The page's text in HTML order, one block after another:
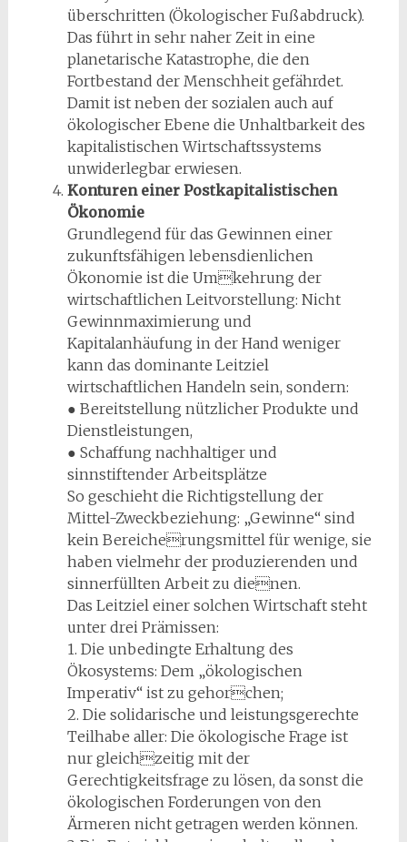
überschritten (Ökologischer Fußabdruck).
Das führt in sehr naher Zeit in eine
planetarische Katastrophe, die den
Fortbestand der Menschheit gefährdet.
Damit ist neben der sozialen auch auf
ökologischer Ebene die Unhaltbarkeit des
kapitalistischen Wirtschaftssystems
unwiderlegbar erwiesen.
Konturen einer Postkapitalistischen
Ökonomie
Grundlegend für das Gewinnen einer
zukunftsfähigen lebensdienlichen
Ökonomie ist die Umkehrung der
wirtschaftlichen Leitvorstellung: Nicht
Gewinnmaximierung und
Kapitalanhäufung in der Hand weniger
kann das dominante Leitziel
wirtschaftlichen Handeln sein, sondern:
● Bereitstellung nützlicher Produkte und
Dienstleistungen,
● Schaffung nachhaltiger und
sinnstiftender Arbeitsplätze
So geschieht die Richtigstellung der
Mittel-Zweckbeziehung: „Gewinne“ sind
kein Bereicherungsmittel für wenige, sie
haben vielmehr der produzierenden und
sinnerfüllten Arbeit zu dienen.
Das Leitziel einer solchen Wirtschaft steht
unter drei Prämissen:
1. Die unbedingte Erhaltung des
Ökosystems: Dem „ökologischen
Imperativ“ ist zu gehorchen;
2. Die solidarische und leistungsgerechte
Teilhabe aller: Die ökologische Frage ist
nur gleichzeitig mit der
Gerechtigkeitsfrage zu lösen, da sonst die
ökologischen Forderungen von den
Ärmeren nicht getragen werden können.